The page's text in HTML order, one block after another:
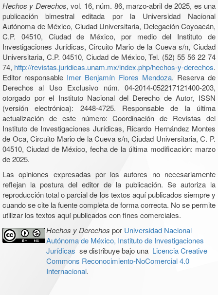
Hechos y Derechos, vol. 16, núm. 86, marzo-abril de 2025, es una
publicación bimestral editada por la Universidad Nacional
Autónoma de México, Ciudad Universitaria, Delegación Coyoacán,
C.P. 04510, Ciudad de México, por medio del Instituto de
Investigaciones Jurídicas, Circuito Mario de la Cueva s/n, Ciudad
Universitaria, C.P. 04510, Ciudad de México, Tel. (52) 55 56 22 74
74, http://revistas.juridicas.unam.mx/index.php/hechos-y-derechos.
Editor responsable Imer Benjamín Flores Mendoza. Reserva de
Derechos al Uso Exclusivo núm. 04-2014-052217121400-203,
otorgado por el Instituto Nacional del Derecho de Autor, ISSN
(versión electrónica): 2448-4725. Responsable de la última
actualización de este número: Coordinación de Revistas del
Instituto de Investigaciones Jurídicas, Ricardo Hernández Montes
de Oca, Circuito Mario de la Cueva s/n, Ciudad Universitaria, C. P.
04510, Ciudad de México, fecha de la última modificación: marzo
de 2025.
Las opiniones expresadas por los autores no necesariamente
reflejan la postura del editor de la publicación. Se autoriza la
reproducción total o parcial de los textos aquí publicados siempre y
cuando se cite la fuente completa de forma correcta. No se permite
utilizar los textos aquí publicados con fines comerciales.
Hechos y Derechos por Universidad Nacional
Autónoma de México, Instituto de Investigaciones
Jurídicas se distribuye bajo una Licencia Creative
Commons Reconocimiento-NoComercial 4.0
Internacional.